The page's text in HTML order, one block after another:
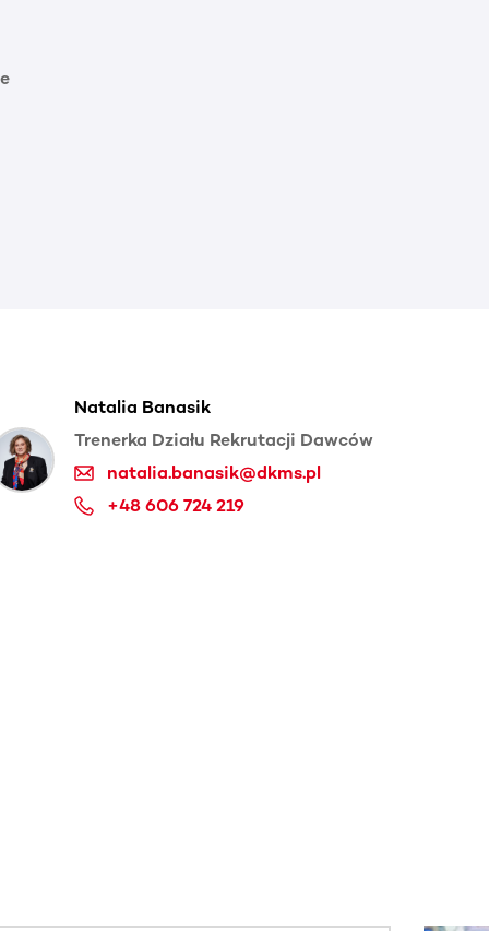
Natalia Banasik
Trenerka Działu Rekrutacji Dawców
natalia.banasik@dkms.pl
+48 606 724 219